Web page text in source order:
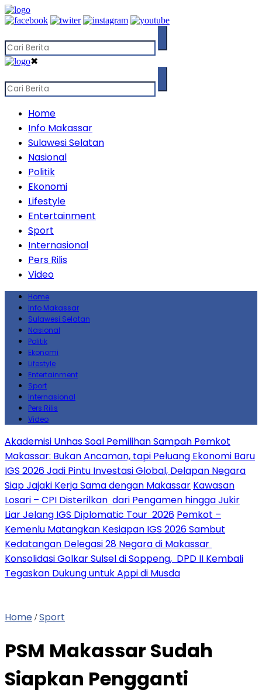
✖
Home
Info Makassar
Sulawesi Selatan
Nasional
Politik
Ekonomi
Lifestyle
Entertainment
Sport
Internasional
Pers Rilis
Video
Home
Info Makassar
Sulawesi Selatan
Nasional
Politik
Ekonomi
Lifestyle
Entertainment
Sport
Internasional
Pers Rilis
Video
Akademisi Unhas Soal Pemilihan Sampah Pemkot
Makassar: Bukan Ancaman, tapi Peluang Ekonomi Baru
IGS 2026 Jadi Pintu Investasi Global, Delapan Negara
Siap Jajaki Kerja Sama dengan Makassar Kawasan
Losari – CPI Disterilkan dari Pengamen hingga Jukir
Liar Jelang IGS Diplomatic Tour 2026 Pemkot –
Kemenlu Matangkan Kesiapan IGS 2026 Sambut
Kedatangan Delegasi 28 Negara di Makassar
Konsolidasi Golkar Sulsel di Soppeng, DPD II Kembali
Tegaskan Dukung untuk Appi di Musda
Home /Sport
PSM Makassar Sudah
Siapkan Pengganti